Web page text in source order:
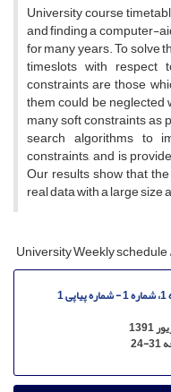
University course
and finding a computer-
for many years. To solve
timeslots with respect
constraints are those
them could be neglected
many soft constraints as
search algorithms to
constraints, and is
Our results show that
real data with a large
University Weekly schedule
1
24-31